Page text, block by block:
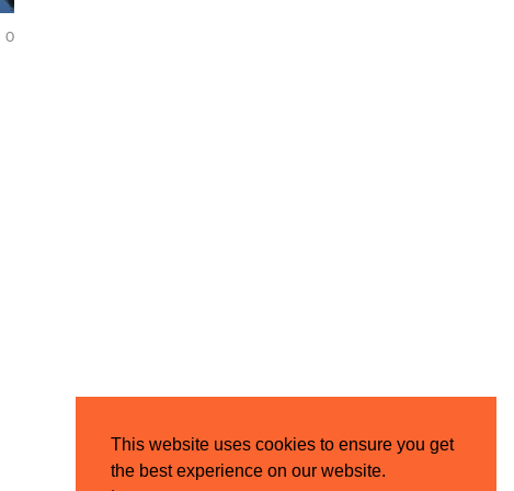
0
This website uses cookies to ensure you get
the best experience on our website.